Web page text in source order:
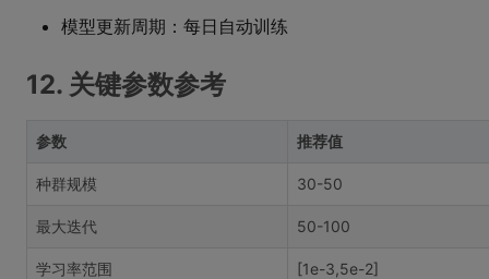
模型更新周期：每日自动训练
12. 关键参数参考
参数 推荐值
种群规模 30-50
最大迭代 50-100
学习率范围 [1e-3,5e-2]